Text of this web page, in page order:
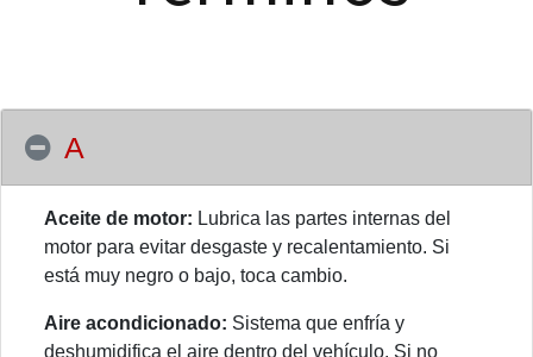
A
Aceite de motor: Lubrica las partes internas del
motor para evitar desgaste y recalentamiento. Si
está muy negro o bajo, toca cambio.
Aire acondicionado: Sistema que enfría y
deshumidifica el aire dentro del vehículo. Si no